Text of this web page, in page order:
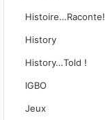
Histoire…Raconte!
History
History…Told !
IGBO
Jeux